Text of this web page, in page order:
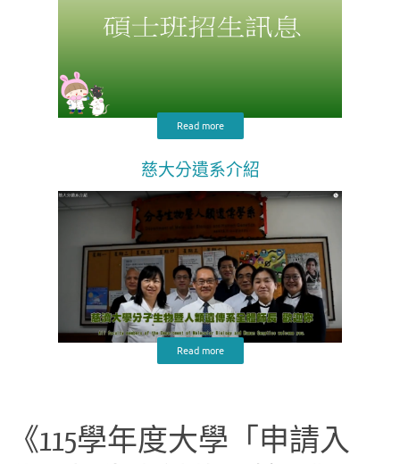
Read more
慈大分遺系介紹
Read more
《115學年度大學「申請入